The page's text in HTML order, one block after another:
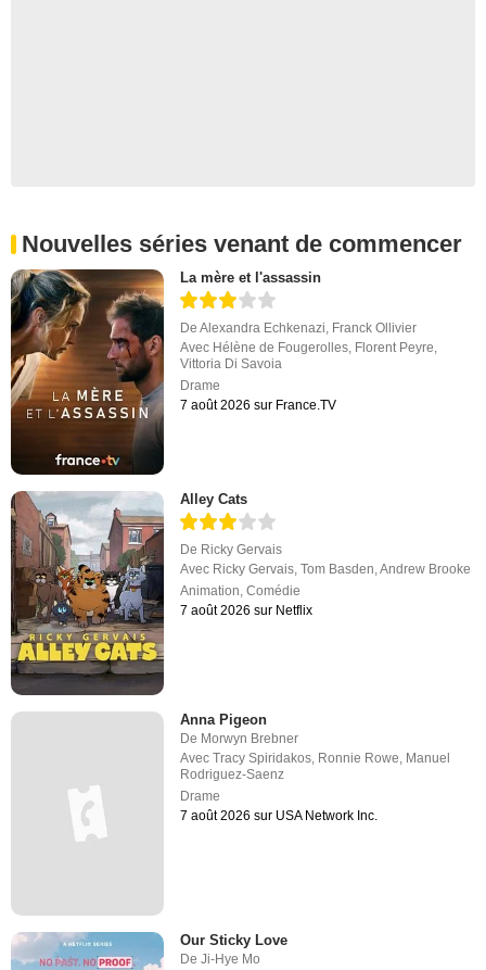
Nouvelles séries venant de commencer
La mère et l'assassin
DeAlexandra Echkenazi, Franck Ollivier
Avec Hélène de Fougerolles, Florent Peyre,
Vittoria Di Savoia
Drame
7 août 2026 sur France.TV
Alley Cats
De Ricky Gervais
Avec Ricky Gervais ,Tom Basden ,Andrew Brooke
Animation ,Comédie
7 août 2026 sur Netflix
Anna Pigeon
De Morwyn Brebner
AvecTracy Spiridakos, Ronnie Rowe, Manuel
Rodriguez-Saenz
Drame
7 août 2026 sur USA Network Inc.
Our Sticky Love
DeJi-Hye Mo